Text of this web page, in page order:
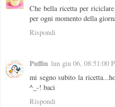
Che bella ricetta per
per ogni momento della
Rispondi
Puffin lun giu 06, 08:51:00
mi segno subito la
^_-! baci
Rispondi